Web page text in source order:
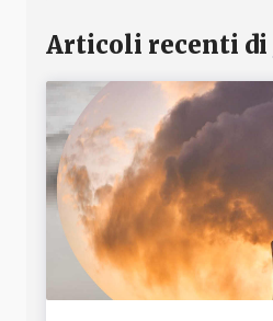
Articoli recenti di